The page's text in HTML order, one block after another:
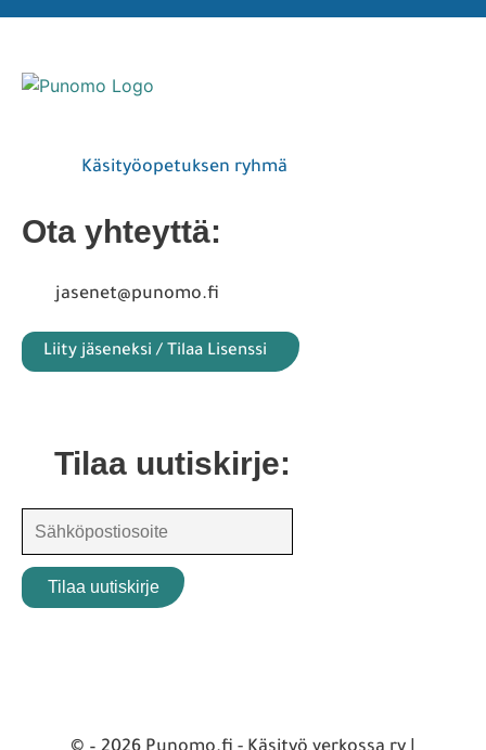
Käsityöopetuksen ryhmä
Ota yhteyttä:
jasenet@punomo.fi
Liity jäseneksi / Tilaa Lisenssi
Tilaa uutiskirje: